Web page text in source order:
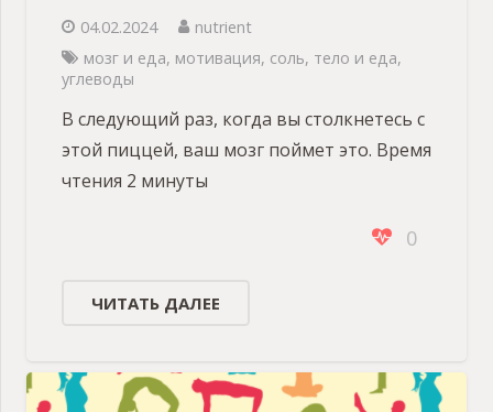
04.02.2024
nutrient
мозг и еда, мотивация, соль, тело и еда,
углеводы
В следующий раз, когда вы столкнетесь с
этой пиццей, ваш мозг поймет это. Время
чтения 2 минуты
0
ЧИТАТЬ ДАЛЕЕ